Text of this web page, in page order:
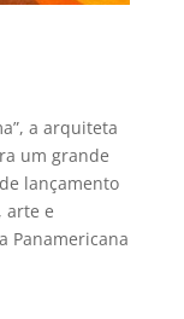
a arquiteta
um grande
lançamento
arte e
Panamericana